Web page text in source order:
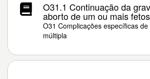
O31.1 Continuação da
aborto de um ou mais fetos
O31 Complicações específicas de
múltipla